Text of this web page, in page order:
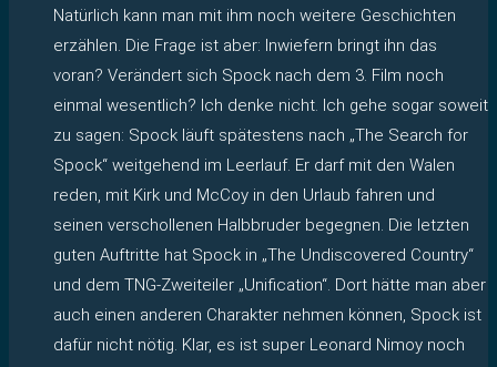
Natürlich kann man mit ihm noch weitere Geschichten
erzählen. Die Frage ist aber: Inwiefern bringt ihn das
voran? Verändert sich Spock nach dem 3. Film noch
einmal wesentlich? Ich denke nicht. Ich gehe sogar soweit
zu sagen: Spock läuft spätestens nach „The Search for
Spock“ weitgehend im Leerlauf. Er darf mit den Walen
reden, mit Kirk und McCoy in den Urlaub fahren und
seinen verschollenen Halbbruder begegnen. Die letzten
guten Auftritte hat Spock in „The Undiscovered Country“
und dem TNG-Zweiteiler „Unification“. Dort hätte man aber
auch einen anderen Charakter nehmen können, Spock ist
dafür nicht nötig. Klar, es ist super Leonard Nimoy noch